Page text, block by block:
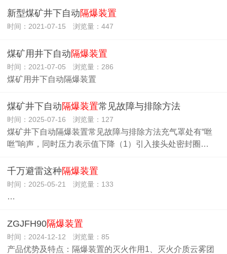
新型煤矿井下自动 隔爆装置
时间：2021-07-15 浏览量：447
煤矿用井下自动 隔爆装置
时间：2021-07-05 浏览量：286
煤矿用井下自动隔爆装置
煤矿井下自动 隔爆装置常见故障与排除方法
时间：2025-07-16 浏览量：127
煤矿井下自动隔爆装置常见故障与排除方法充气罩处有“咝
咝”响声，同时压力表示值下降（1）引入接头处密封圈…
千万避雷这种 隔爆装置
时间：2025-05-21 浏览量：133
…
ZGJFH90隔爆装置
时间：2024-12-12 浏览量：85
产品优势及特点：隔爆装置的灭火作用1、灭火介质云雾团